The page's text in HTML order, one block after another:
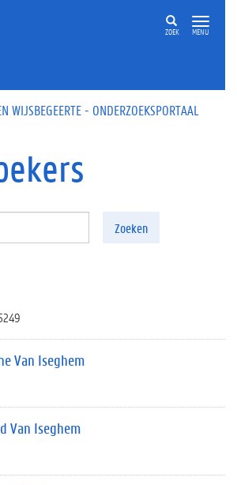
gaan
ZOEK MENU
WIJSBEGEERTE - ONDERZOEKSPORTAAL
Zoeken
Van Iseghem
Van Iseghem